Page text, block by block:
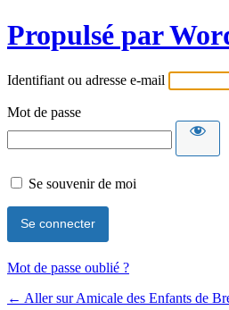
Propulsé par
Identifiant ou adresse e-mail
Mot de passe
Se souvenir de moi
Mot de passe oublié ?
← Aller sur Amicale des Enfants de